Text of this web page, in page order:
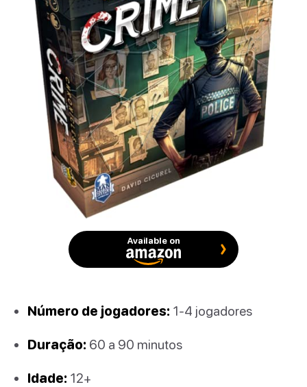
Available on
Número de jogadores: 1-4 jogadores
Duração: 60 a 90 minutos
Idade: 12+